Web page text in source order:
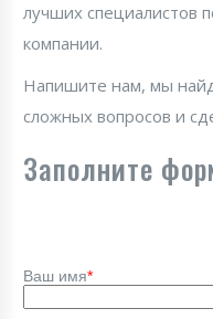
лучших специалистов
компании.
Напишите нам, мы
сложных вопросов и
Заполните
Ваш имя*